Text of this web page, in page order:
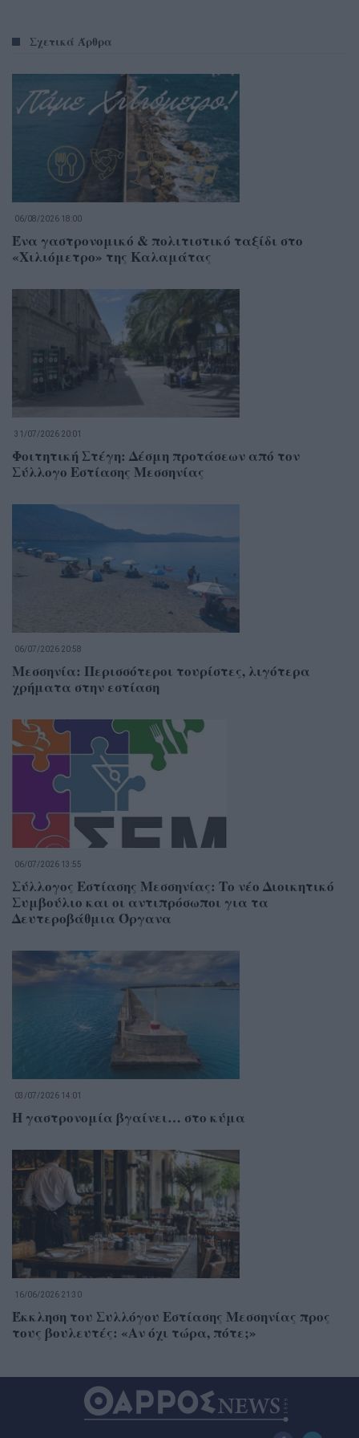
Σχετικά Άρθρα
06/08/2026 18:00
Ένα γαστρονομικό & πολιτιστικό ταξίδι στο
«Χιλιόμετρο» της Καλαμάτας
31/07/2026 20:01
Φοιτητική Στέγη: Δέσμη προτάσεων από τον
Σύλλογο Εστίασης Μεσσηνίας
06/07/2026 20:58
Μεσσηνία: Περισσότεροι τουρίστες, λιγότερα
χρήματα στην εστίαση
06/07/2026 13:55
Σύλλογος Εστίασης Μεσσηνίας: Το νέο Διοικητικό
Συμβούλιο και οι αντιπρόσωποι για τα
Δευτεροβάθμια Όργανα
03/07/2026 14:01
Η γαστρονομία βγαίνει… στο κύμα
16/06/2026 21:30
Έκκληση του Συλλόγου Εστίασης Μεσσηνίας προς
τους βουλευτές: «Αν όχι τώρα, πότε;»